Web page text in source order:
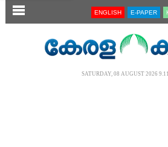
SECTIONS ENGLISH E-PAPER
SATURDAY, 08 AUGUST 2026